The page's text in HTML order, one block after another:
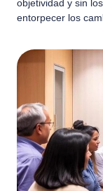
objetividad y sin
entorpecer los